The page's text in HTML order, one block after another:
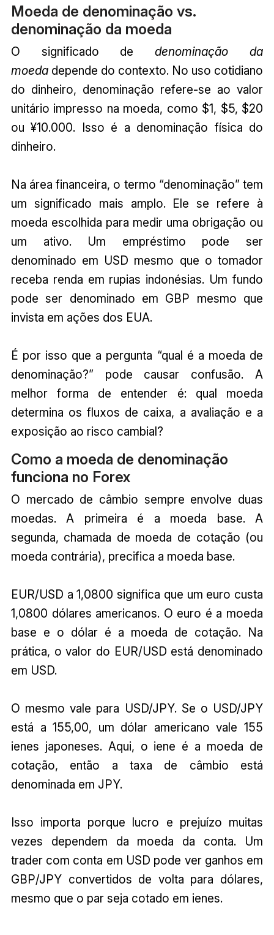
Moeda de denominação vs.
denominação da moeda
O significado dedenominação da
moedadepende do contexto. No uso cotidiano
do dinheiro, denominação refere-se ao valor
unitário impresso na moeda, como $1, $5, $20
ou ¥10.000. Isso é a denominação física do
dinheiro.
Na área financeira, o termo “denominação” tem
um significado mais amplo. Ele se refere à
moeda escolhida para medir uma obrigação ou
um ativo. Um empréstimo pode ser
denominado em USD mesmo que o tomador
receba renda em rupias indonésias. Um fundo
pode ser denominado em GBP mesmo que
invista em ações dos EUA.
É por isso que a pergunta “qual é a moeda de
denominação?” pode causar confusão. A
melhor forma de entender é: qual moeda
determina os fluxos de caixa, a avaliação e a
exposição ao risco cambial?
Como a moeda de denominação
funciona no Forex
O mercado de câmbio sempre envolve duas
moedas. A primeira é a moeda base. A
segunda, chamada de moeda de cotação (ou
moeda contrária), precifica a moeda base.
EUR/USD a 1,0800 significa que um euro custa
1,0800 dólares americanos. O euro é a moeda
base e o dólar é a moeda de cotação. Na
prática, o valor do EUR/USD está denominado
em USD.
O mesmo vale para USD/JPY. Se o USD/JPY
está a 155,00, um dólar americano vale 155
ienes japoneses. Aqui, o iene é a moeda de
cotação, então a taxa de câmbio está
denominada em JPY.
Isso importa porque lucro e prejuízo muitas
vezes dependem da moeda da conta. Um
trader com conta em USD pode ver ganhos em
GBP/JPY convertidos de volta para dólares,
mesmo que o par seja cotado em ienes.